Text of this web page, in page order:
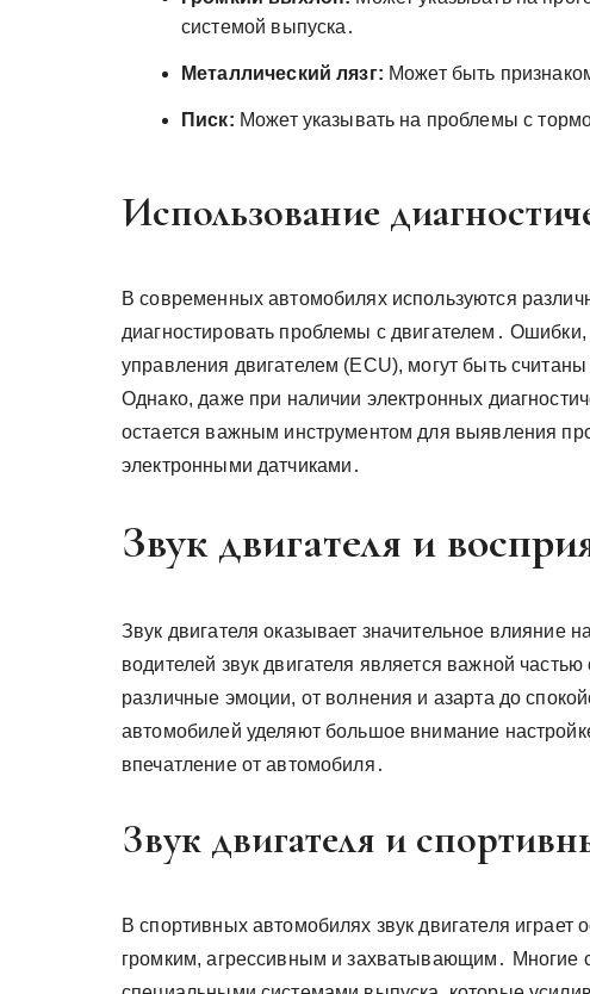
системой выпуска․
Металлический лязг: Может быть
Писк: Может указывать на проблемы с
Использование
В современных автомобилях используются
диагностировать проблемы с двигателем․
управления двигателем (ECU), могут быть
Однако, даже при наличии электронных
остается важным инструментом для выявления
электронными датчиками․
Звук двигателя и
Звук двигателя оказывает значительное влияние
водителей звук двигателя является важной
различные эмоции, от волнения и азарта до
автомобилей уделяют большое внимание
впечатление от автомобиля․
Звук двигателя и
В спортивных автомобилях звук двигателя
громким, агрессивным и захватывающим․ Многие